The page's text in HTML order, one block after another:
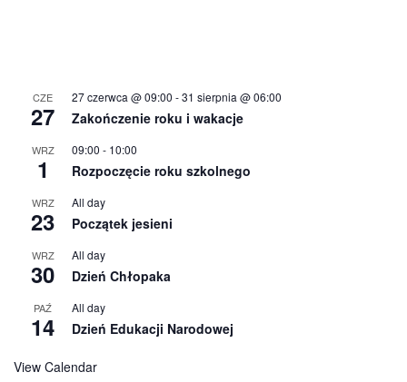
CZE
27
27 czerwca @ 09:00 -31 sierpnia @ 06:00
Zakończenie roku i wakacje
WRZ
1
09:00 - 10:00
Rozpoczęcie roku szkolnego
WRZ
23
All day
Początek jesieni
WRZ
30
All day
Dzień Chłopaka
PAŹ
14
All day
Dzień Edukacji Narodowej
View Calendar